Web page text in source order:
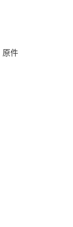
原件